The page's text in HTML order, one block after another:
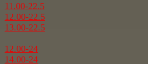
11.00-22.5
12.00-22.5
13.00-22.5
12.00-24
14.00-24